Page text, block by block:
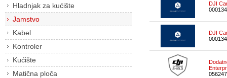
Hladnjak za kućište
Jamstvo
Kabel
Kontroler
Kućište
Matična ploča
DJI
DJI